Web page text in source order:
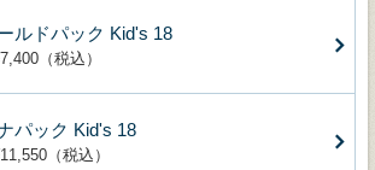
ルドパック Kid's 18
（税込）
パック Kid's 18
（税込）